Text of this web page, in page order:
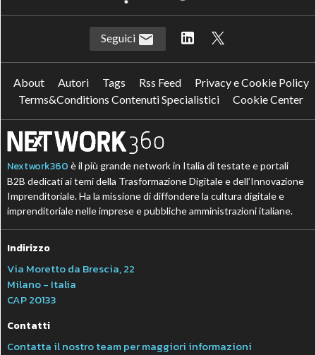
Seguici
About Autori Tags Rss Feed
Privacy e Cookie Policy
Terms&Conditions Contenuti Specialistici
Cookie Center
Nextwork360 è il più grande network in Italia di testate e portali
B2B dedicati ai temi della Trasformazione Digitale e dell’Innovazione
Imprenditoriale. Ha la missione di diffondere la cultura digitale e
imprenditoriale nelle imprese e pubbliche amministrazioni italiane.
Indirizzo
Via Moretto da Brescia, 22
Milano - Italia
CAP 20133
Contatti
Contatta il nostro team per maggiori informazioni